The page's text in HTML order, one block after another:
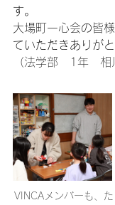
す。
大場町一心会の皆
ていただきありが
（法学部　1年　相
VINCAメンバーも、